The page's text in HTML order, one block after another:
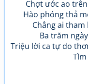
Chợt ước ao
Hào phóng thả
Chẳng ai
Ba trăm
Triệu lời ca tự do